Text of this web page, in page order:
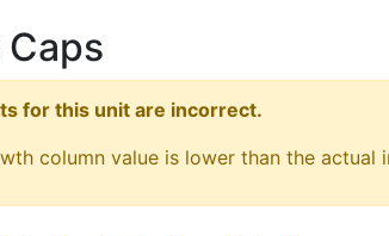
for this unit are incorrect.
column value is lower than the